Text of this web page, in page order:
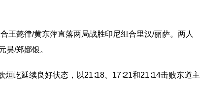
王懿律/黄东萍直落两局战胜印尼组合里汉/丽萨。两人
昊/郑娜银。
烜屹延续良好状态，以21∶18、17∶21和21∶14击败东道主